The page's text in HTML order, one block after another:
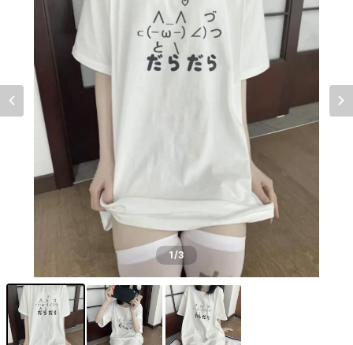
1/3